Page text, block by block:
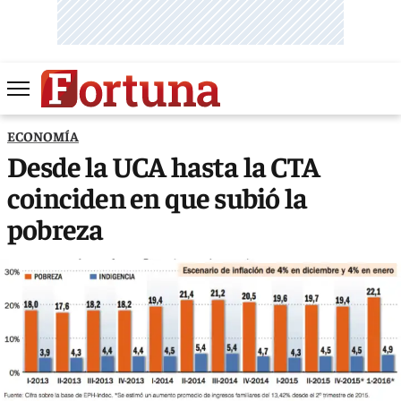
ECONOMÍA
Desde la UCA hasta la CTA
coinciden en que subió la
pobreza